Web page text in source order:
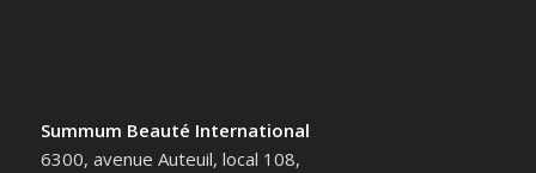
Summum Beauté International
6300, avenue Auteuil, local 108,